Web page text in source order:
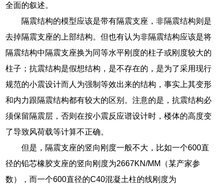
全面的叙述。
隔震结构的模型应该是带有隔震支座，非隔震结构则是
去掉隔震支座的上部结构。但也有认为非隔震结构应该是将
隔震结构中隔震支座换为同等水平刚度的柱子或刚度较大的
柱子；抗震结构是假想结构，是不存在的，是为了采用现行
规范的小震设计而人为强制等效出来的结构，事实上其变形
和内力跟隔震结构都有较大的区别。注意的是，抗震结构必
须保留隔震层，否则在按小震反应谱设计时，楼体的高度变
了导致风荷载等计算不正确。
但是，隔震支座的竖向刚度一般不大，比如一个600直
径的铅芯橡胶支座的竖向刚度为2667KN/MM（某产家参
数），而一个600直径的C40混凝土柱的线刚度为